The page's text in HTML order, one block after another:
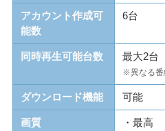
アカウント作成可
能数
6台
同時再生可能台数 最大2台
※異なる番
ダウンロード機能 可能
画質
・最高